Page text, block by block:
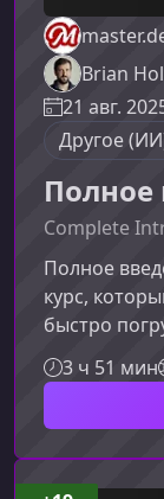
Brian
21 авг.
Другое
Полное
Complete
Полное
курс,
быстро
LLM и
решения на
опытным
3 ч 51 мин